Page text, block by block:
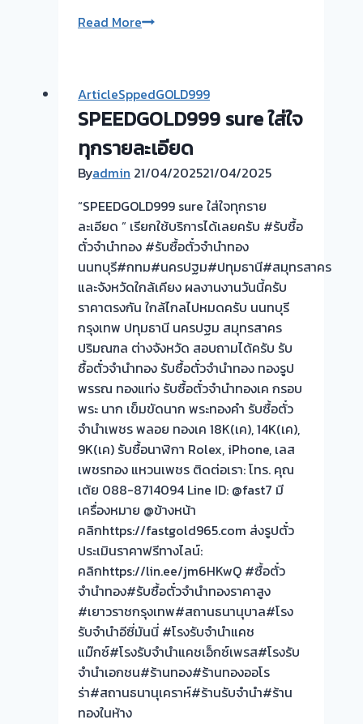
ลูกค้า
Read Moreรับ
ทอง
💰
รับ
ถึง
โรง
จำนำ-
ร้าน
ทอง
ประเมิน
ตั๋ว
ฟรี
จ่าย
เงิน
ทันที
ไม่
ต้อง
รอ
จบ
หน้า
งาน
📌
รับ
ซื้อ
ตั๋ว
จำนำ
ทอง
รับ
ซื้อ
ทอง
ArticleSppedGOLD999
SPEEDGOLD999 sure ใส่ใจ
ทุกรายละเอียด
Byadmin 21/04/202521/04/2025
“SPEEDGOLD999 sure ใส่ใจทุกราย
ละเอียด ” เรียกใช้บริการได้เลยครับ #รับซื้อ
ตั๋วจำนำทอง #รับซื้อตั๋วจำนำทอง
นนทบุรี#กทม#นครปฐม#ปทุมธานี#สมุทรสาคร
และจังหวัดใกล้เคียง ผลงานงานวันนี้ครับ
ราคาตรงกัน ใกล้ไกลไปหมดครับ นนทบุรี
กรุงเทพ ปทุมธานี นครปฐม สมุทรสาคร
ปริมณฑล ต่างจังหวัด สอบถามได้ครับ รับ
ซื้อตั๋วจำนำทอง รับซื้อตั๋วจำนำทอง ทองรูป
พรรณ ทองแท่ง รับซื้อตั๋วจำนำทองเค กรอบ
พระ นาก เข็มขัดนาก พระทองคำ รับซื้อตั๋ว
จำนำเพชร พลอย ทองเค 18K(เค), 14K(เค),
9K(เค) รับซื้อนาฬิกา Rolex, iPhone, เลส
เพชรทอง แหวนเพชร ติดต่อเรา: โทร. คุณ
เต้ย 088-8714094 Line ID: @fast7 มี
เครื่องหมาย @ข้างหน้า
คลิกhttps://fastgold965.com ส่งรูปตั๋ว
ประเมินราคาฟรีทางไลน์:
คลิกhttps://lin.ee/jm6HKwQ #ซื้อตั๋ว
จำนำทอง#รับซื้อตั๋วจำนำทองราคาสูง
#เยาวราชกรุงเทพ#สถานธนานุบาล#โรง
รับจำนำอีซี่มันนี่ #โรงรับจำนำแคช
แม๊กซ์#โรงรับจำนำแคชเอ็กซ์เพรส#โรงรับ
จำนำเอกชน#ร้านทอง#ร้านทองออโร
ร่า#สถานธนานุเคราห์#ร้านรับจำนำ#ร้าน
ทองในห้าง